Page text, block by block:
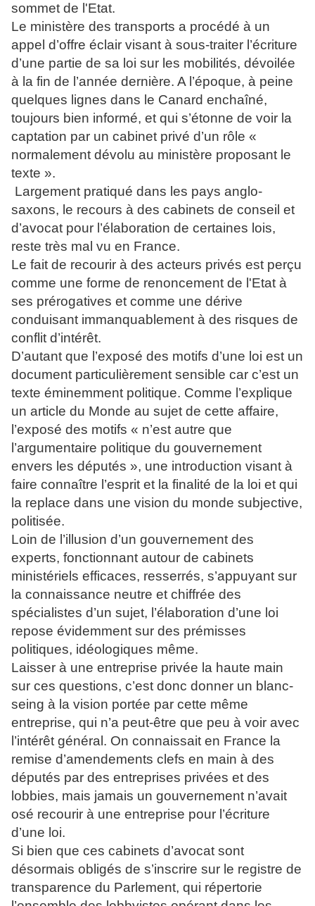
sommet de l'Etat.
Le ministère des transports a procédé à un
appel d’offre éclair visant à sous-traiter l’écriture
d’une partie de sa loi sur les mobilités, dévoilée
à la fin de l’année dernière. A l’époque, à peine
quelques lignes dans le Canard enchaîné,
toujours bien informé, et qui s’étonne de voir la
captation par un cabinet privé d’un rôle «
normalement dévolu au ministère proposant le
texte ».
Largement pratiqué dans les pays anglo-
saxons, le recours à des cabinets de conseil et
d’avocat pour l’élaboration de certaines lois,
reste très mal vu en France.
Le fait de recourir à des acteurs privés est perçu
comme une forme de renoncement de l'Etat à
ses prérogatives et comme une dérive
conduisant immanquablement à des risques de
conflit d’intérêt.
D’autant que l’exposé des motifs d’une loi est un
document particulièrement sensible car c’est un
texte éminemment politique. Comme l’explique
un article du Monde au sujet de cette affaire,
l’exposé des motifs « n’est autre que
l’argumentaire politique du gouvernement
envers les députés », une introduction visant à
faire connaître l’esprit et la finalité de la loi et qui
la replace dans une vision du monde subjective,
politisée.
Loin de l’illusion d’un gouvernement des
experts, fonctionnant autour de cabinets
ministériels efficaces, resserrés, s’appuyant sur
la connaissance neutre et chiffrée des
spécialistes d’un sujet, l’élaboration d’une loi
repose évidemment sur des prémisses
politiques, idéologiques même.
Laisser à une entreprise privée la haute main
sur ces questions, c’est donc donner un blanc-
seing à la vision portée par cette même
entreprise, qui n’a peut-être que peu à voir avec
l’intérêt général. On connaissait en France la
remise d’amendements clefs en main à des
députés par des entreprises privées et des
lobbies, mais jamais un gouvernement n’avait
osé recourir à une entreprise pour l’écriture
d’une loi.
Si bien que ces cabinets d’avocat sont
désormais obligés de s’inscrire sur le registre de
transparence du Parlement, qui répertorie